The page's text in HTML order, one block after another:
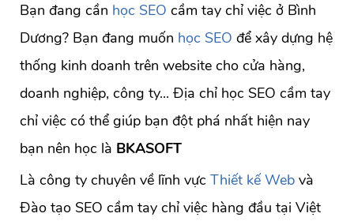
Bạn đang cần học SEO cầm tay chỉ việc ở Bình
Dương? Bạn đang muốn học SEO để xây dựng hệ
thống kinh doanh trên website cho cửa hàng,
doanh nghiệp, công ty... Địa chỉ học SEO cầm tay
chỉ việc có thể giúp bạn đột phá nhất hiện nay
bạn nên học là BKASOFT
Là công ty chuyên về lĩnh vực Thiết kế Web và
Đào tạo SEO cầm tay chỉ việc hàng đầu tại Việt